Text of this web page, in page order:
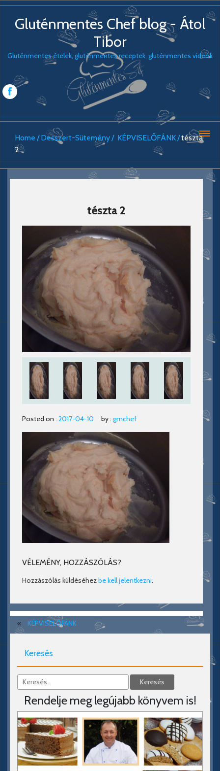
Gluténmentes Chef blog - Átol
Tibor
Gluténmentes ételek, gluténmentes receptek, gluténmentes videók
Home Desszert-Sütemény KÉPVISELŐFÁNK tészta
2
tészta 2
Posted on : 2017-04-10 by : gmchef
VÉLEMÉNY, HOZZÁSZÓLÁS?
Hozzászólás küldéséhezbe kell jelentkezni.
« KÉPVISELŐFÁNK
Keresés
Rendelje meg legújabb könyvem is!